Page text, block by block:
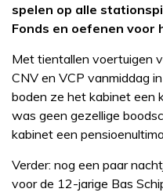
spelen op alle
Fonds en oefenen voor
Met tientallen voertuigen
CNV en VCP vanmiddag
boden ze het kabinet een
was geen gezellige
kabinet een
Verder: nog een paar
voor de 12-jarige Bas